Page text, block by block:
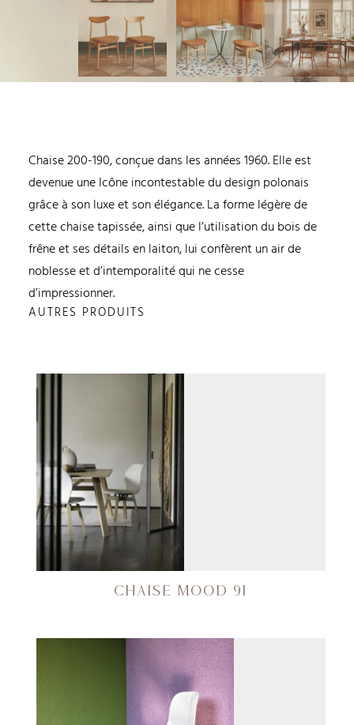
Chaise 200-190, conçue dans les années 1960. Elle est
devenue une Icône incontestable du design polonais
grâce à son luxe et son élégance. La forme légère de
cette chaise tapissée, ainsi que l’utilisation du bois de
frêne et ses détails en laiton, lui confèrent un air de
noblesse et d’intemporalité qui ne cesse
d’impressionner.
AUTRES PRODUITS
CHAISE MOOD 91